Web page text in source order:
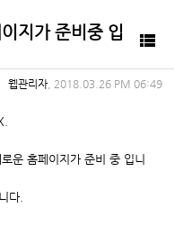
지가 준비중 입

웹관리자, 2018.03.26 PM 06:49
운 홈페이지가 준비 중 입니
다.